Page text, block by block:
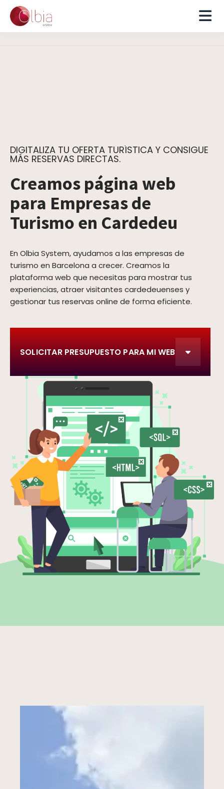
DIGITALIZA TU OFERTA TURÍSTICA Y CONSIGUE
MÁS RESERVAS DIRECTAS.
Creamos página web
para Empresas de
Turismo en Cardedeu
En Olbia System, ayudamos a las empresas de
turismo en Barcelona a crecer. Creamos la
plataforma web que necesitas para mostrar tus
experiencias, atraer visitantes cardedeuenses y
gestionar tus reservas online de forma eficiente.
SOLICITAR PRESUPUESTO PARA MI WEB